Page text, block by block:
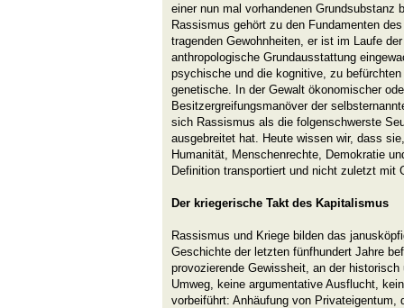
einer nun mal vorhandenen Grundsubstanz
Rassismus gehört zu den Fundamenten
tragenden Gewohnheiten, er ist im Laufe
anthropologische Grundausstattung
psychische und die kognitive, zu
genetische. In der Gewalt ökonomischer
Besitzergreifungsmanöver der
sich Rassismus als die folgenschwerste
ausgebreitet hat. Heute wissen wir, dass
Humanität, Menschenrechte, Demokratie
Definition transportiert und nicht zuletzt mit
Der kriegerische Takt des Kapitalismus
Rassismus und Kriege bilden das
Geschichte der letzten fünfhundert Jahre
provozierende Gewissheit, an der
Umweg, keine argumentative Ausflucht,
vorbeiführt: Anhäufung von